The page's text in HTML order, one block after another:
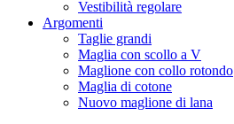
Vestibilità regolare
Argomenti
Taglie grandi
Maglia con scollo a V
Maglione con collo rotondo
Maglia di cotone
Nuovo maglione di lana